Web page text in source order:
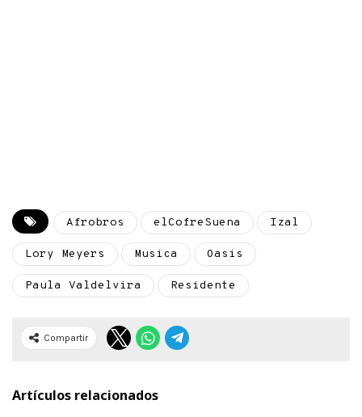
Afrobros elCofreSuena Izal
Lory Meyers Musica Oasis
Paula Valdelvira Residente
Compartir
Artículos relacionados